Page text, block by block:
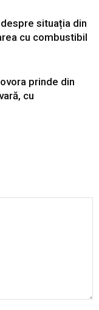
situația din
cu combustibil
prinde din
cu